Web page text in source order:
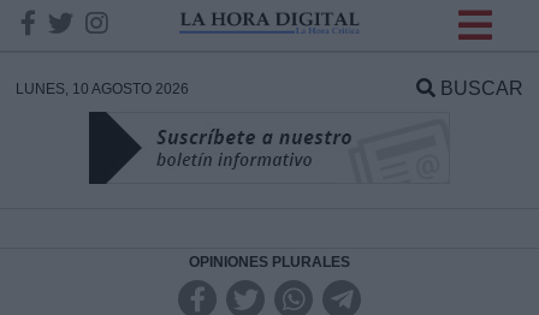
LUNES, 10 AGOSTO 2026 BUSCAR
OPINIONES PLURALES
DATOS
Responsable: